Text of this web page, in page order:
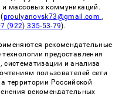
массовых коммуникаций.
proulyanovsk73@gmail.com ,
(922) 335-53-79).
рекомендательные
предоставления
и анализа
пользователей сети
территории Российской
рекомендательных